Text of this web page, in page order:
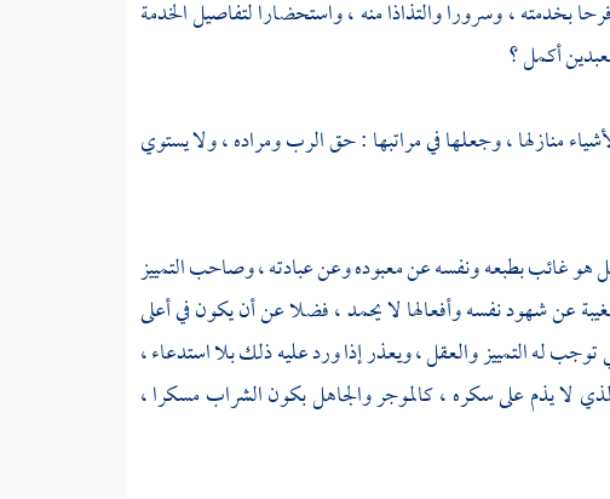
بخدمته ، وسرورا والتذاذا منه ، واستحضارا لتفاصيل الخدمة
أكمل ؟
منازلها ، وجعلها في مراتبها : حق الرب ومراده ، ولا يستوي
هو غائب بطبعه ونفسه عن معبوده وعن عبادته ، وصاحب التمييز
عن شهود نفسه وأفعالها لا يحمد ، فضلا عن أن يكون في أعلى
له التمييز والعقل ، ويعذر إذا ورد عليه ذلك بلا استدعاء ،
لا يذم على سكره ، كالموجر والجاهل بكون الشراب مسكرا ،